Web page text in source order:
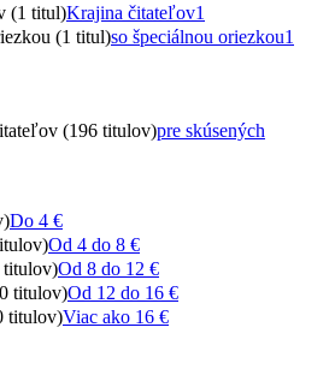
(1 titul)Krajina čitateľov1
(1 titul)so špeciálnou oriezkou1
(196 titulov)pre skúsených
Do 4 €
Od 4 do 8 €
titulov)Od 8 do 12 €
titulov)Od 12 do 16 €
titulov)Viac ako 16 €